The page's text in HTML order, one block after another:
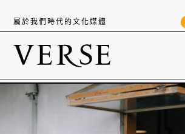
屬於我們時代的文化媒體